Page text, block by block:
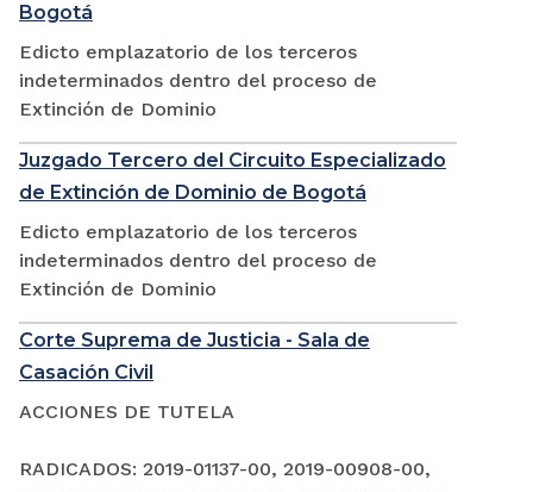
Bogotá
Edicto emplazatorio de los terceros
indeterminados dentro del proceso de
Extinción de Dominio
Juzgado Tercero del Circuito Especializado
de Extinción de Dominio de Bogotá
Edicto emplazatorio de los terceros
indeterminados dentro del proceso de
Extinción de Dominio
Corte Suprema de Justicia - Sala de
Casación Civil
ACCIONES DE TUTELA
RADICADOS: 2019-01137-00, 2019-00908-00,